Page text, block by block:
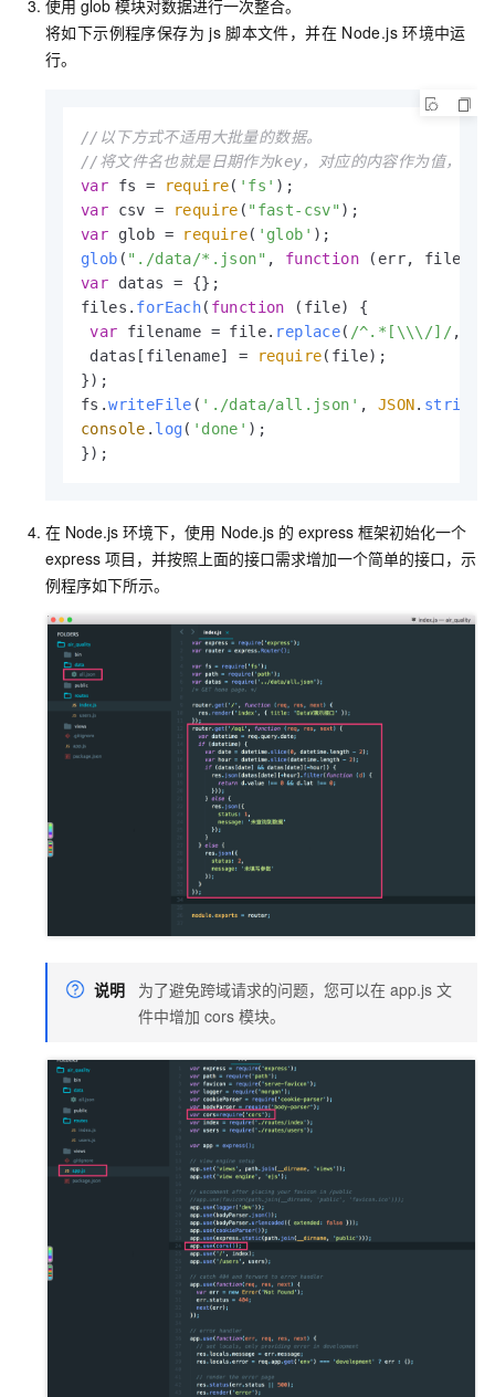
使用 glob 模块对数据进行一次整合。
将如下示例程序保存为 js 脚本文件，并在 Node.js 环境中运
行。
//以下方式不适用大批量的数据。
//将文件名也就是日期作为key，对应的内容作为值，
var fs = require( 'fs'
var csv = require ( "fast-csv"
var glob = require( 'glob'
glob ( "./data/*.json" , function ( err, files
var datas = {};
files. forEach( function ( file) {
var filename = file. replace( /^.*[\\\/]/,
datas[filename] =
require(file);
});
fs.writeFile ( './data/all.json' , JSON.
console . log( 'done' );
});
在 Node.js 环境下，使用 Node.js 的 express 框架初始化一个
express 项目，并按照上面的接口需求增加一个简单的接口，示
例程序如下所示。
说明 为了避免跨域请求的问题，您可以在 app.js 文
件中增加 cors 模块。